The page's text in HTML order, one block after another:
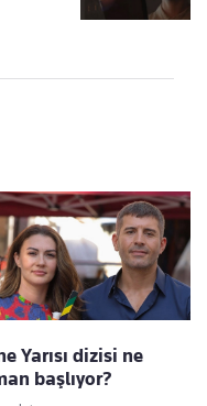
Yarısı dizisi ne
başlıyor?